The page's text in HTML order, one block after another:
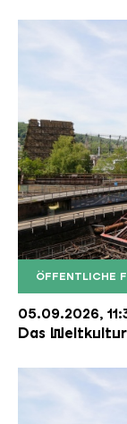
ÖFFENTLICHE
Der
Copyright:
05.09.2026,
Das